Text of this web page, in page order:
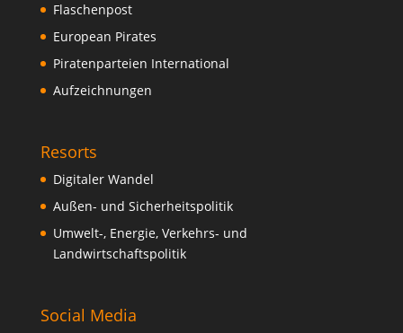
Flaschenpost
European Pirates
Piratenparteien International
Aufzeichnungen
Resorts
Digitaler Wandel
Außen- und Sicherheitspolitik
Umwelt-, Energie, Verkehrs- und
Landwirtschaftspolitik
Social Media